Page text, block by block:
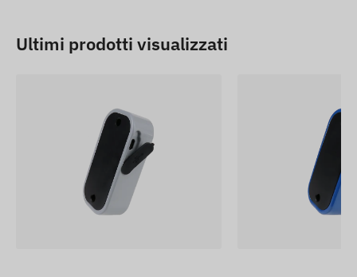
Ultimi prodotti visualizzati